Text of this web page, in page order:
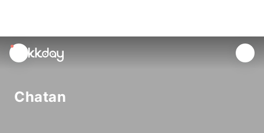
unread
notifications
Chatan